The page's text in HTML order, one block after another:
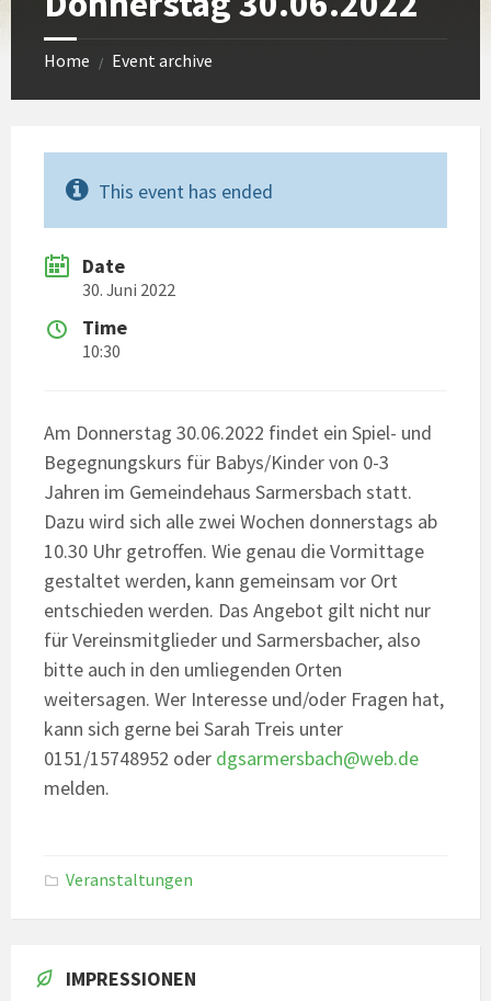
Home / Event archive
This event has ended
Date
30. Juni 2022
Time
10:30
Am Donnerstag 30.06.2022 findet ein Spiel- und
Begegnungskurs für Babys/Kinder von 0-3
Jahren im Gemeindehaus Sarmersbach statt.
Dazu wird sich alle zwei Wochen donnerstags ab
10.30 Uhr getroffen. Wie genau die Vormittage
gestaltet werden, kann gemeinsam vor Ort
entschieden werden. Das Angebot gilt nicht nur
für Vereinsmitglieder und Sarmersbacher, also
bitte auch in den umliegenden Orten
weitersagen. Wer Interesse und/oder Fragen hat,
kann sich gerne bei Sarah Treis unter
0151/15748952 oder dgsarmersbach@web.de
melden.
Veranstaltungen
IMPRESSIONEN